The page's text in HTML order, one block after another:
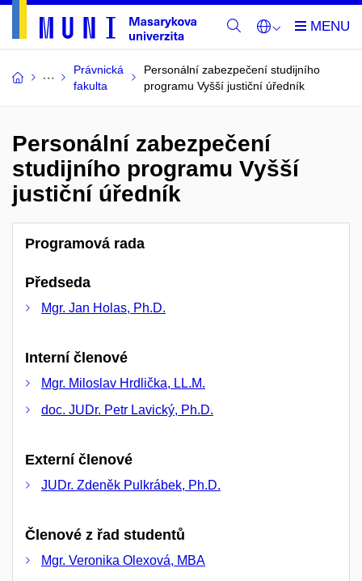
Právnická
fakulta
Personální zabezpečení studijního
programu Vyšší justiční úředník
Personální zabezpečení
studijního programu Vyšší
justiční úředník
Programová rada
Předseda
Mgr. Jan Holas, Ph.D.
Interní členové
Mgr. Miloslav Hrdlička, LL.M.
doc. JUDr. Petr Lavický, Ph.D.
Externí členové
JUDr. Zdeněk Pulkrábek, Ph.D.
Členové z řad studentů
Mgr. Veronika Olexová, MBA